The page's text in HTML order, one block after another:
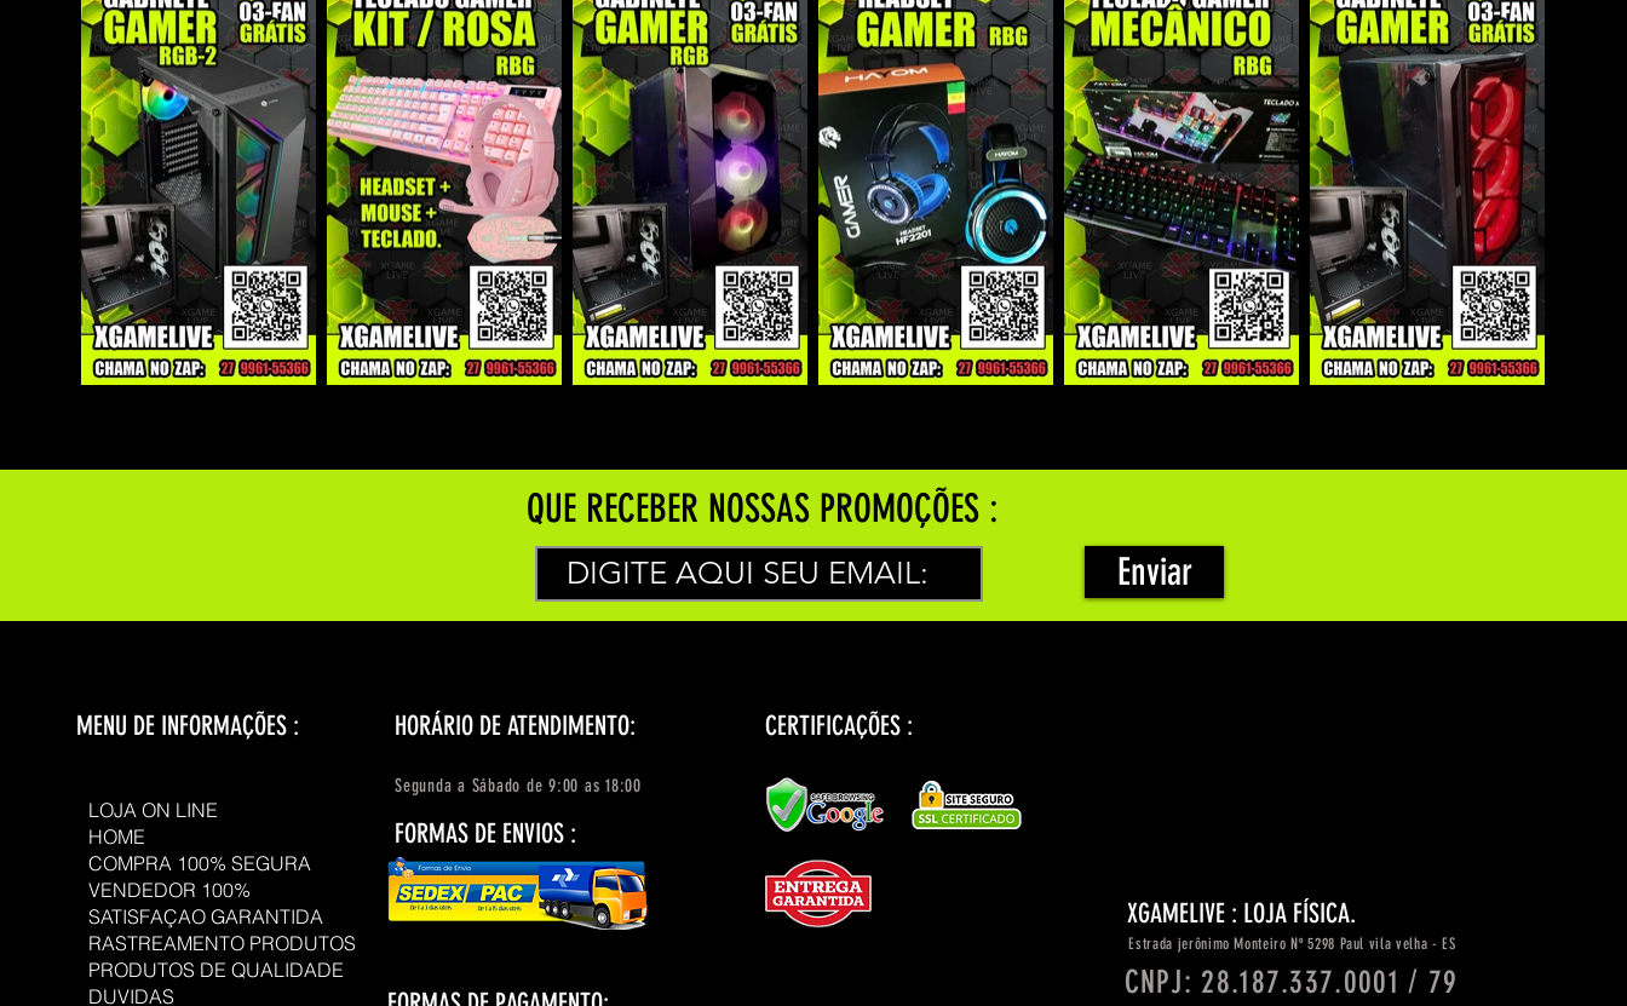
QUE RECEBER NOSSAS PROMOÇÕES :
Enviar
MENU DE INFORMAÇÕES :
LOJA ON LINE
HOME
COMPRA 100% SEGURA
VENDEDOR 100%
SATISFAÇAO GARANTIDA
RASTREAMENTO PRODUTOS
PRODUTOS DE QUALIDADE
DUVIDAS
FORMAS DE ENVIOS :
HORÁRIO DE ATENDIMENTO:
XGAMELIVE : LOJA FÍSICA.
CERTIFICAÇÕES :
Segunda a Sábado de 9:00 as 18:00
Estrada jerônimo Monteiro Nº 5298 Paul vila velha - ES
CNPJ: 28.187.337.0001 / 79